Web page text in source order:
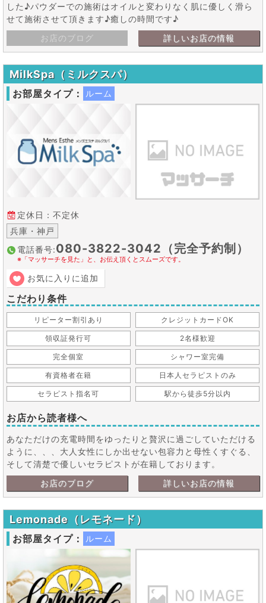
詳しいお店の情報
お店のブログ
した♪パウダーでの施術はオイルと変わりなく肌に優しく滑ら
せて施術させて頂きます♪癒しの時間です♪
MilkSpa（ミルクスパ）
定休日：不定休
兵庫・神戸
電話番号:080-3822-3042（完全予約制）
※「マッサーチを見た」と、お伝え頂くとスムーズです。
お気に入りに追加
こだわり条件
リピーター割引あり クレジットカードOK
領収証発行可 2名様歓迎
完全個室 シャワー室完備
有資格者在籍 日本人セラピストのみ
セラピスト指名可 駅から徒歩5分以内
お部屋タイプ： ルーム
詳しいお店の情報
お店のブログ
お店から読者様へ
あなただけの充電時間をゆったりと贅沢に過ごしていただける
ように、、、大人女性にしか出せない包容力と母性くすぐる、
そして清楚で優しいセラピストが在籍しております。
Lemonade（レモネード）
お部屋タイプ： ルーム